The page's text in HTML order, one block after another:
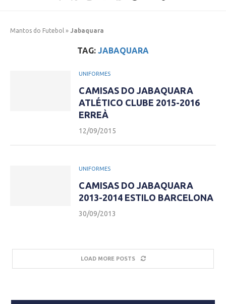
Mantos do Futebol » Jabaquara
TAG: JABAQUARA
UNIFORMES
CAMISAS DO JABAQUARA
ATLÉTICO CLUBE 2015-2016
ERREÀ
12/09/2015
UNIFORMES
CAMISAS DO JABAQUARA
2013-2014 ESTILO BARCELONA
30/09/2013
LOAD MORE POSTS